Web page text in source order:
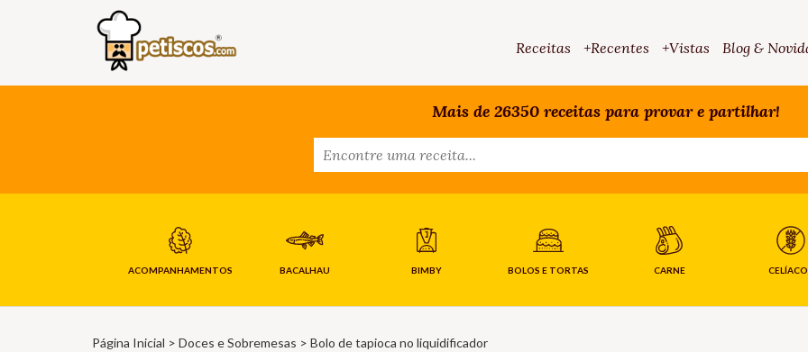
Receitas +Recentes +Vistas Blog &
Mais de 26350 receitas para provar e partilhar!
ACOMPANHAMENTOS BACALHAU BIMBY BOLOS E TORTAS CARNE
Página Inicial > Doces e Sobremesas > Bolo de tapioca no liquidificador